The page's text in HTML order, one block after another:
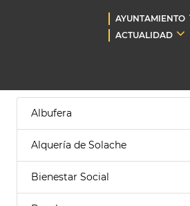
AYUNTAMIENTO
ACTUALIDAD
Albufera
Alquería de Solache
Bienestar Social